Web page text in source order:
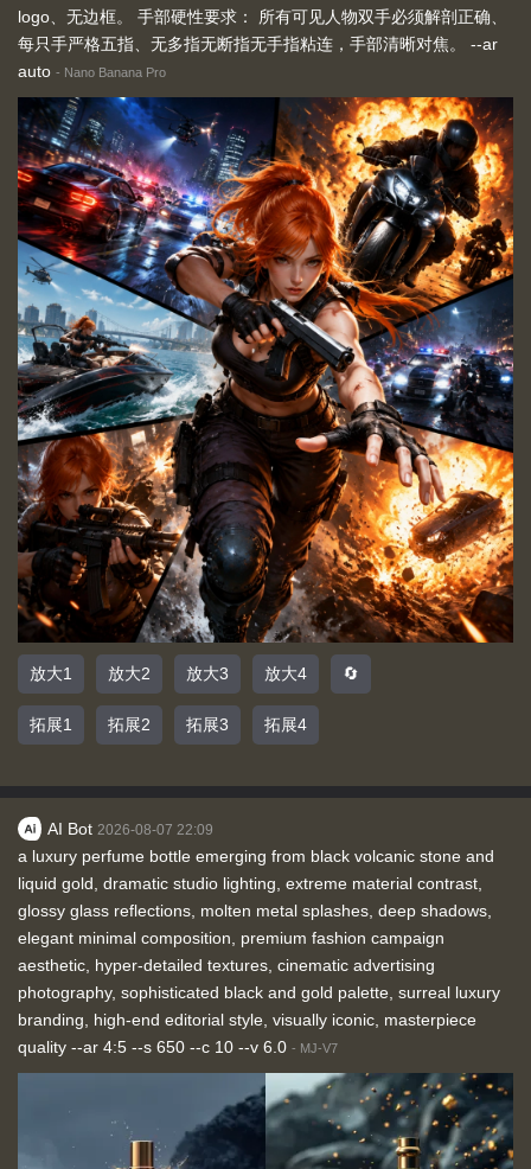
logo、无边框。 手部硬性要求： 所有可见人物双手必须解剖正确、
每只手严格五指、无多指无断指无手指粘连，手部清晰对焦。 --ar
auto - Nano Banana Pro
放大1 放大2 放大3 放大4 🔄
拓展1 拓展2 拓展3 拓展4
AI Bot 2026-08-07 22:09
a luxury perfume bottle emerging from black volcanic stone and
liquid gold, dramatic studio lighting, extreme material contrast,
glossy glass reflections, molten metal splashes, deep shadows,
elegant minimal composition, premium fashion campaign
aesthetic, hyper-detailed textures, cinematic advertising
photography, sophisticated black and gold palette, surreal luxury
branding, high-end editorial style, visually iconic, masterpiece
quality --ar 4:5 --s 650 --c 10 --v 6.0 - MJ-V7